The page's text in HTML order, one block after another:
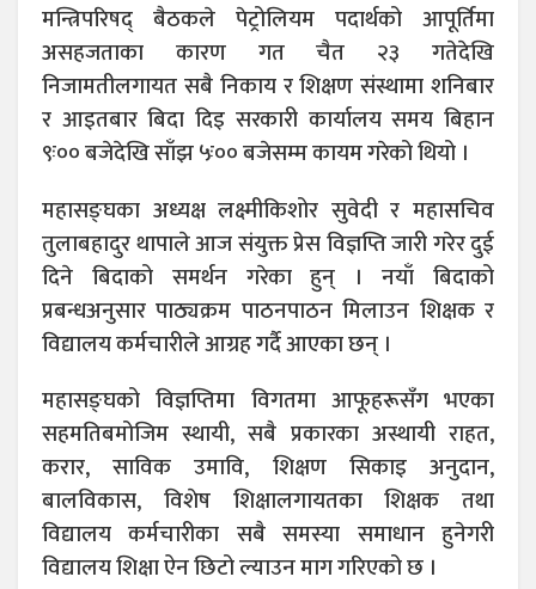
मन्त्रिपरिषद् बैठकले पेट्रोलियम पदार्थको आपूर्तिमा
असहजताका कारण गत चैत २३ गतेदेखि
निजामतीलगायत सबै निकाय र शिक्षण संस्थामा शनिबार
र आइतबार बिदा दिइ सरकारी कार्यालय समय बिहान
९ः०० बजेदेखि साँझ ५ः०० बजेसम्म कायम गरेको थियो ।
महासङ्घका अध्यक्ष लक्ष्मीकिशोर सुवेदी र महासचिव
तुलाबहादुर थापाले आज संयुक्त प्रेस विज्ञप्ति जारी गरेर दुई
दिने बिदाको समर्थन गरेका हुन् । नयाँ बिदाको
प्रबन्धअनुसार पाठ्यक्रम पाठनपाठन मिलाउन शिक्षक र
विद्यालय कर्मचारीले आग्रह गर्दै आएका छन् ।
महासङ्घको विज्ञप्तिमा विगतमा आफूहरूसँग भएका
सहमतिबमोजिम स्थायी, सबै प्रकारका अस्थायी राहत,
करार, साविक उमावि, शिक्षण सिकाइ अनुदान,
बालविकास, विशेष शिक्षालगायतका शिक्षक तथा
विद्यालय कर्मचारीका सबै समस्या समाधान हुनेगरी
विद्यालय शिक्षा ऐन छिटो ल्याउन माग गरिएको छ ।